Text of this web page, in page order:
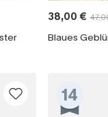
38,00 €
14